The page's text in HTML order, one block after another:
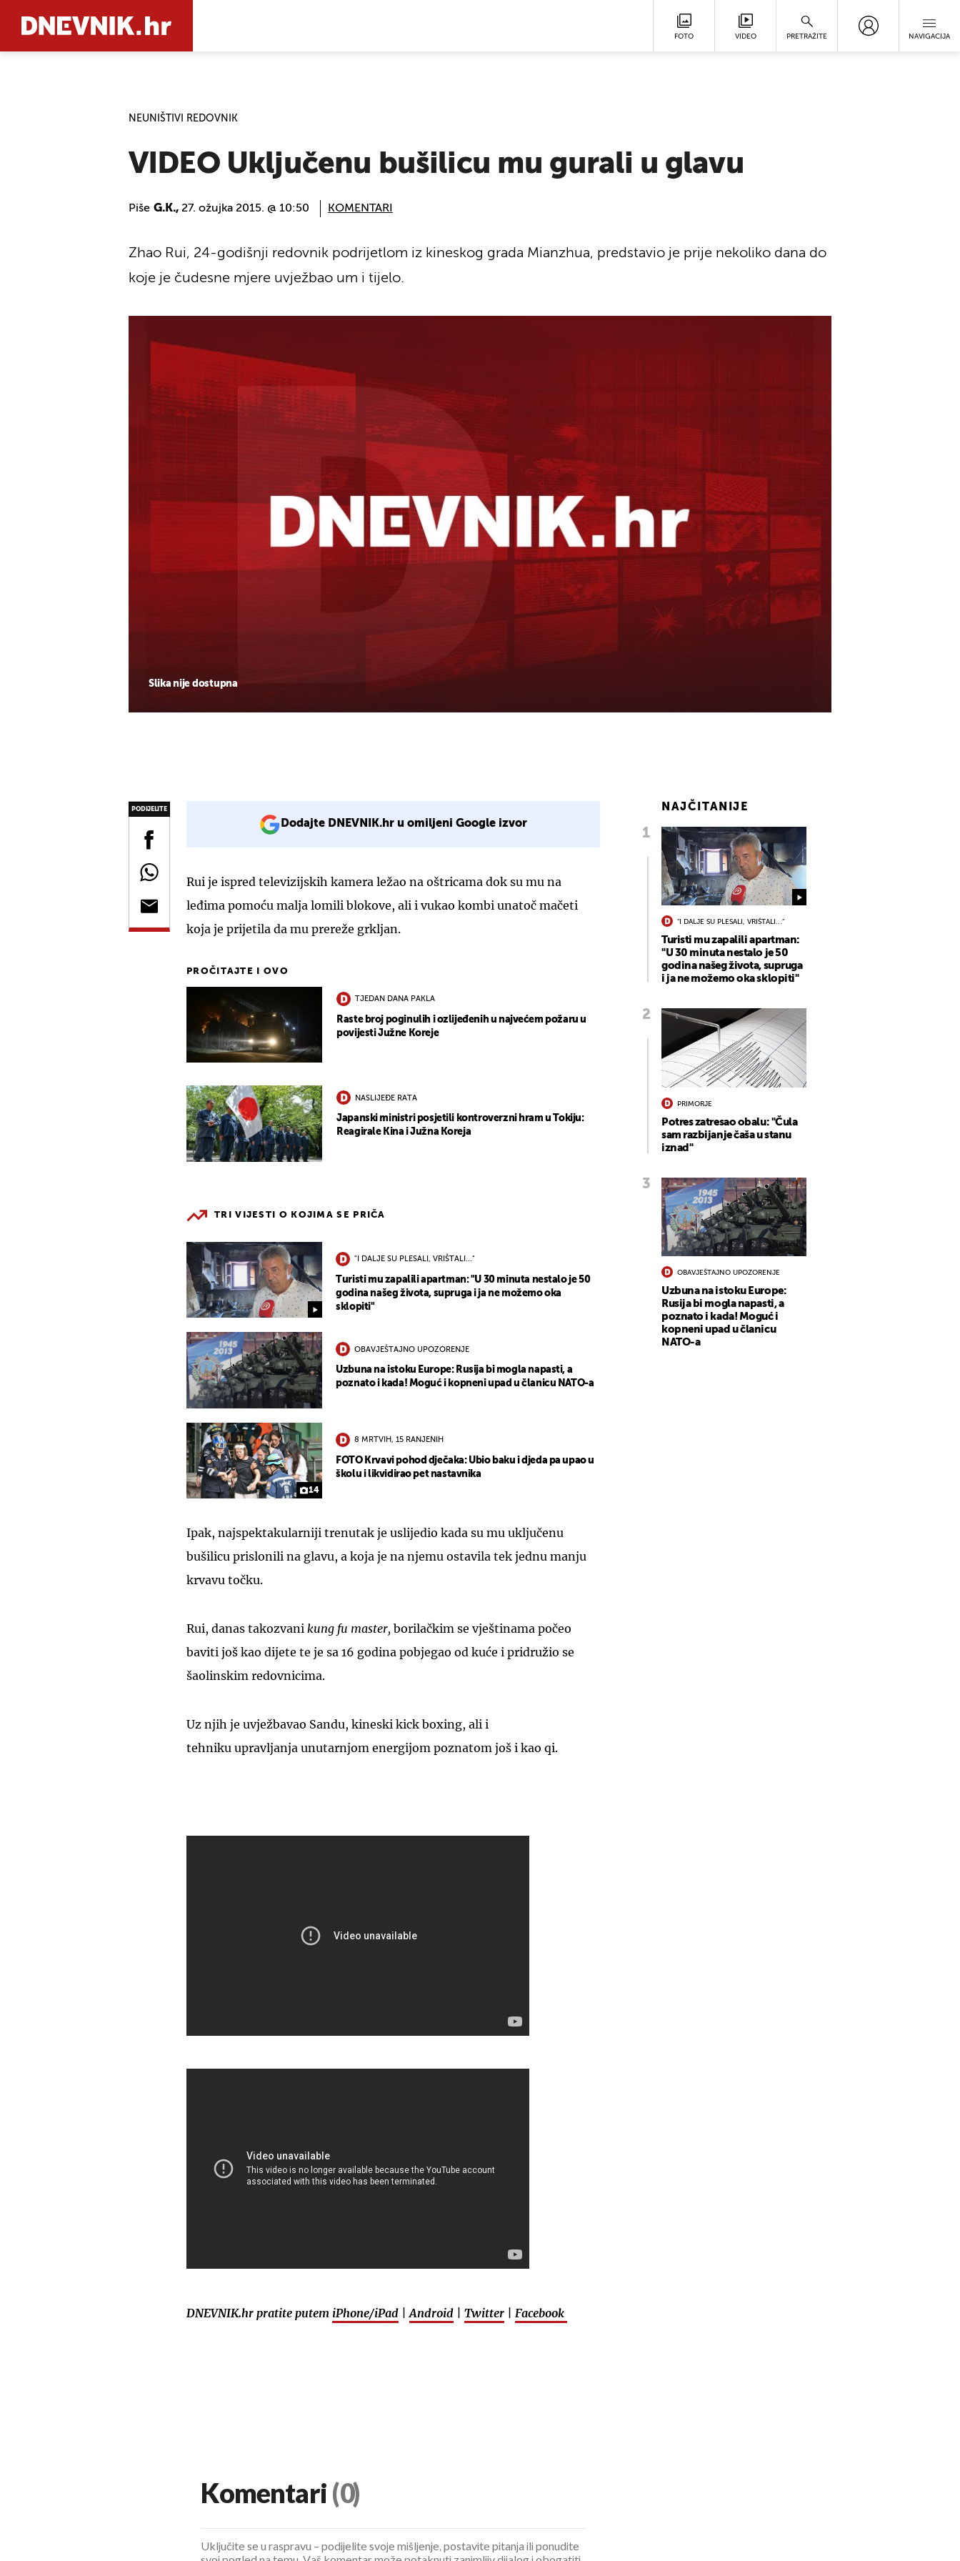
FOTO VIDEO PRETRAŽITE NAVIGACIJA
NEUNIŠTIVI REDOVNIK
VIDEO Uključenu bušilicu mu gurali u glavu
Piše G.K., 27. ožujka 2015. @ 10:50 KOMENTARI
Slika nije dostupna
Zhao Rui, 24-godišnji redovnik podrijetlom iz kineskog grada Mianzhua, predstavio je prije nekoliko dana do
koje je čudesne mjere uvježbao um i tijelo.
PODIJELITE
Dodajte DNEVNIK.hr u omiljeni Google izvor
Rui je ispred televizijskih kamera ležao na oštricama dok su mu na
leđima pomoću malja lomili blokove, ali i vukao kombi unatoč mačeti
koja je prijetila da mu prereže grkljan.
PROČITAJTE I OVO
TJEDAN DANA PAKLA
Raste broj poginulih i ozlijeđenih u najvećem požaru u
povijesti Južne Koreje
NASLIJEĐE RATA
Japanski ministri posjetili kontroverzni hram u Tokiju:
Reagirale Kina i Južna Koreja
TRI VIJESTI O KOJIMA SE PRIČA
"I DALJE SU PLESALI, VRIŠTALI..."
Turisti mu zapalili apartman: "U 30 minuta nestalo je 50
godina našeg života, supruga i ja ne možemo oka
sklopiti"
OBAVJEŠTAJNO UPOZORENJE
Uzbuna na istoku Europe: Rusija bi mogla napasti, a
poznato i kada! Moguć i kopneni upad u članicu NATO-a
14
8 MRTVIH, 15 RANJENIH
FOTO Krvavi pohod dječaka: Ubio baku i djeda pa upao u
školu i likvidirao pet nastavnika
Ipak, najspektakularniji trenutak je uslijedio kada su mu uključenu
bušilicu prislonili na glavu, a koja je na njemu ostavila tek jednu manju
krvavu točku.
Rui, danas takozvani kung fu master, borilačkim se vještinama počeo
baviti još kao dijete te je sa 16 godina pobjegao od kuće i pridružio se
šaolinskim redovnicima.
Uz njih je uvježbavao Sandu, kineski kick boxing, ali i
tehniku upravljanja unutarnjom energijom poznatom još i kao qi.
DNEVNIK.hr pratite putem iPhone/iPad |Android Twitter Facebook
NAJČITANIJE
"I DALJE SU PLESALI, VRIŠTALI..."
Turisti mu zapalili apartman:
"U 30 minuta nestalo je 50
godina našeg života, supruga
i ja ne možemo oka sklopiti"
PRIMORJE
Potres zatresao obalu: "Čula
sam razbijanje čaša u stanu
iznad"
OBAVJEŠTAJNO UPOZORENJE
Uzbuna na istoku Europe:
Rusija bi mogla napasti, a
poznato i kada! Moguć i
kopneni upad u članicu
NATO-a
Komentari (0)
Uključite se u raspravu – podijelite svoje mišljenje, postavite pitanja ili ponudite
UKLJUČITE NOTIFIKACIJE